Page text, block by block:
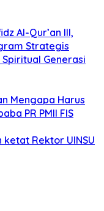
Al-Qur’an III,
Strategis
Generasi
Mengapa Harus
PR PMII FIS
ketat Rektor UINSU